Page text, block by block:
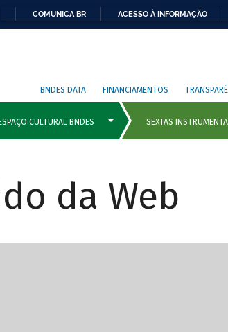
COMUNICA BR ACESSO À INFORMAÇÃO
BNDES DATA FINANCIAMENTOS
da Web
com